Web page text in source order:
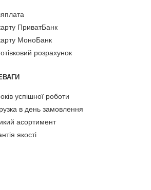
ПриватБанк
МоноБанк
розрахунок
успішної роботи
в день замовлення
асортимент
якості